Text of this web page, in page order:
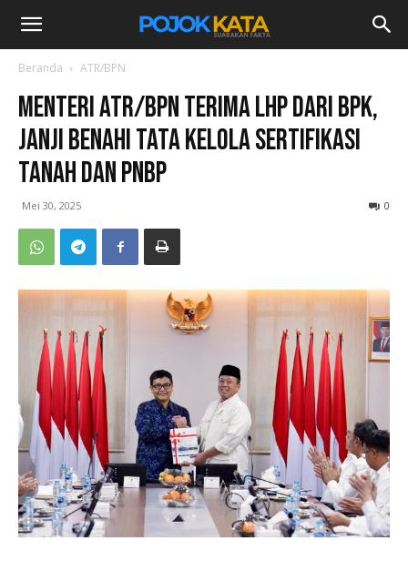
Beranda ATR/BPN
Menteri ATR/BPN Terima LHP dari BPK,
Janji Benahi Tata Kelola Sertifikasi
Tanah dan PNBP
Mei 30, 2025 0